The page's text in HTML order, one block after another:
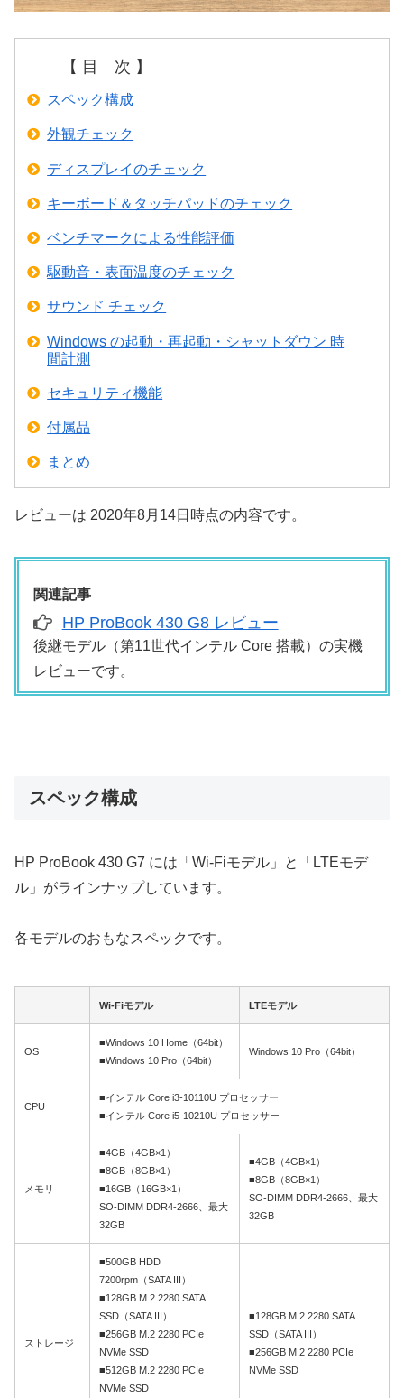
【 目 次 】
スペック構成
外観チェック
ディスプレイのチェック
キーボード＆タッチパッドのチェック
ベンチマークによる性能評価
駆動音・表面温度のチェック
サウンド チェック
Windows の起動・再起動・シャットダウン 時
間計測
セキュリティ機能
付属品
まとめ
レビューは 2020年8月14日時点の内容です。
関連記事
HP ProBook 430 G8 レビュー
後継モデル（第11世代インテル Core 搭載）の実機
レビューです。
スペック構成
HP ProBook 430 G7 には「Wi-Fiモデル」と「LTEモデ
ル」がラインナップしています。
各モデルのおもなスペックです。
Wi-Fiモデル LTEモデル
OS
■Windows 10 Home（64bit）
■Windows 10 Pro（64bit）
Windows 10 Pro（64bit）
CPU
■インテル Core i3-10110U プロセッサー
■インテル Core i5-10210U プロセッサー
メモリ
■4GB（4GB×1）
■8GB（8GB×1）
■16GB（16GB×1）
SO-DIMM DDR4-2666、最大
32GB
■4GB（4GB×1）
■8GB（8GB×1）
SO-DIMM DDR4-2666、最大
32GB
ストレージ
■500GB HDD
7200rpm（SATA III）
■128GB M.2 2280 SATA
SSD（SATA III）
■256GB M.2 2280 PCIe
NVMe SSD
■512GB M.2 2280 PCIe
NVMe SSD
■128GB M.2 2280 SATA
SSD（SATA III）
■256GB M.2 2280 PCIe
NVMe SSD